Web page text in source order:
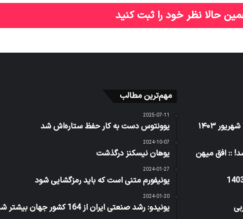
حالا نظر خود را ثبت کنید
:: افق میهن
مهم‌ترین مطالب
2025-07-11
یوونتوس دست به کار حفظ ستاره‌اش شد
2024-10-07
یوهان نیسکنز درگذشت
2024-01-27
یونیفورم متنی است که باید رمزگشایی شود
2024-01-20
یونیدو: رشد صنعتی ایران از 164 کشور جهان بیشتر شد